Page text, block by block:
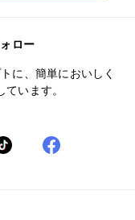
ロー
に、簡単においしく
います。